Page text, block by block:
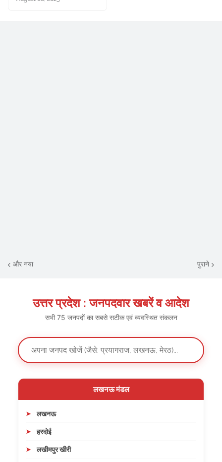
और नया पुराने
उत्तर प्रदेश : जनपदवार खबरें व आदेश
सभी 75 जनपदों का सबसे सटीक एवं व्यवस्थित संकलन
लखनऊ मंडल
लखनऊ
हरदोई
लखीमपुर खीरी